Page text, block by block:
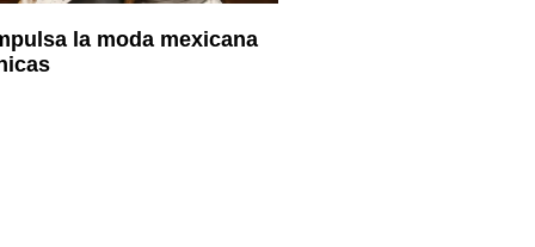
la moda mexicana